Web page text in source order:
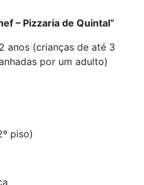
– Pizzaria de Quintal”
anos (crianças de até 3
por um adulto)
piso)